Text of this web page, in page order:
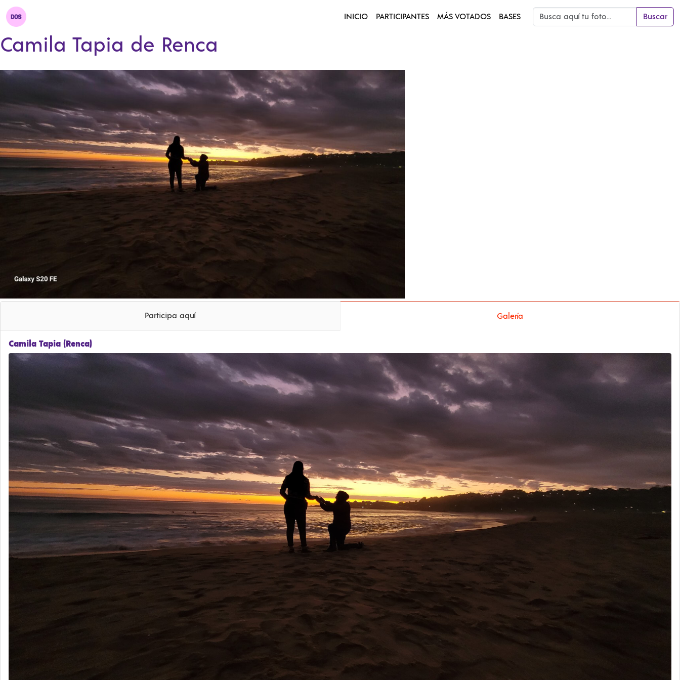
INICIO PARTICIPANTES MÁS VOTADOS BASES Buscar
Camila Tapia de Renca
Participa aquí Galería
Camila Tapia (Renca)